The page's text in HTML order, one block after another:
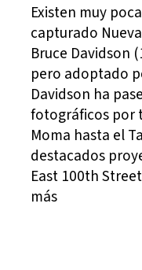
Existen muy
capturado
Bruce Davidson
pero adoptado
Davidson ha
fotográficos por
Moma hasta el
destacados
East 100th
más